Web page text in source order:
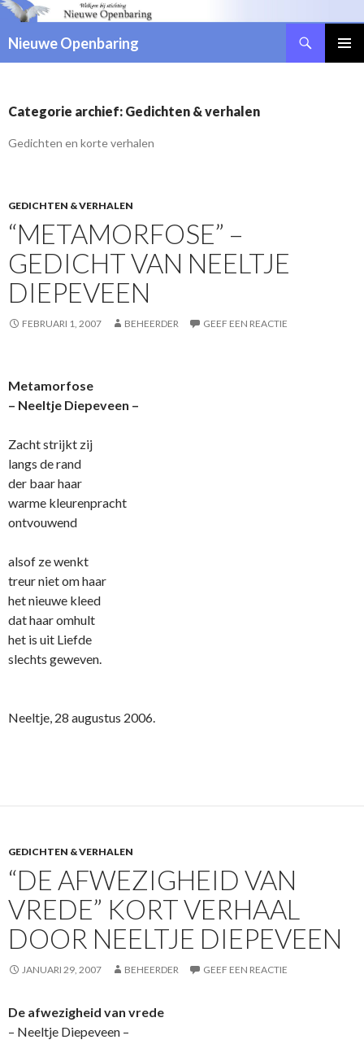
Nieuwe Openbaring
SPRINGEN
Categorie archief: Gedichten & verhalen
Gedichten en korte verhalen
GEDICHTEN & VERHALEN
“METAMORFOSE” –
GEDICHT VAN NEELTJE
DIEPEVEEN
FEBRUARI 1, 2007 BEHEERDER GEEF EEN REACTIE
Metamorfose
– Neeltje Diepeveen –
Zacht strijkt zij
langs de rand
der baar haar
warme kleurenpracht
ontvouwend
alsof ze wenkt
treur niet om haar
het nieuwe kleed
dat haar omhult
het is uit Liefde
slechts geweven.
Neeltje, 28 augustus 2006.
GEDICHTEN & VERHALEN
“DE AFWEZIGHEID VAN
VREDE” KORT VERHAAL
DOOR NEELTJE DIEPEVEEN
JANUARI 29, 2007 BEHEERDER GEEF EEN REACTIE
De afwezigheid van vrede
– Neeltje Diepeveen –